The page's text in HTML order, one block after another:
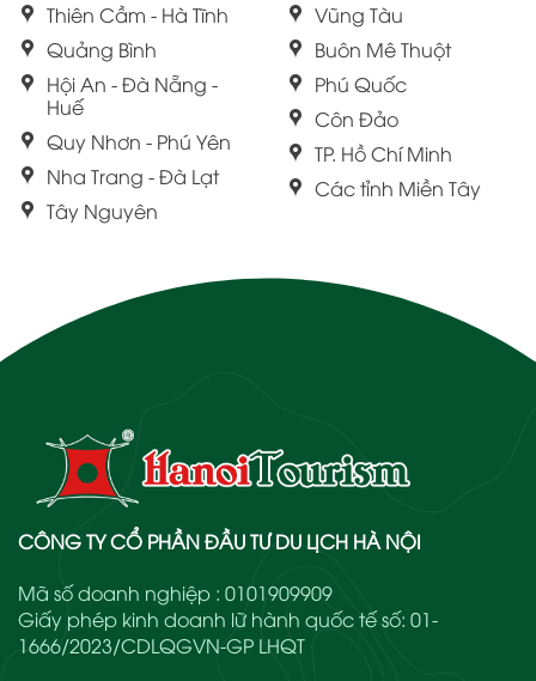
Thiên Cầm - Hà Tĩnh
Quảng Bình
Hội An - Đà Nẵng -
Huế
Quy Nhơn - Phú Yên
Nha Trang - Đà Lạt
Tây Nguyên
Vũng Tàu
Buôn Mê Thuột
Phú Quốc
Côn Đảo
TP. Hồ Chí Minh
Các tỉnh Miền Tây
CÔNG TY CỔ PHẦN ĐẦU TƯ DU LỊCH HÀ NỘI
Mã số doanh nghiệp : 0101909909
Giấy phép kinh doanh lữ hành quốc tế số: 01-
1666/2023/CDLQGVN-GP LHQT